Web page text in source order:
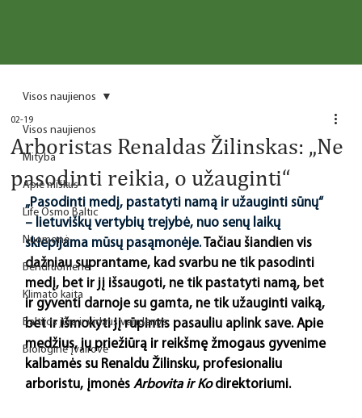
Visos naujienos
Mityba
Apie miškus
Life Osmo Baltic
Nuomonė
Bendruomenė
Klimato kaita
Baltijos jūra ir vidaus vandenys
Biologinė įvairovė
Visos naujienos
Arboristas Renaldas Žilinskas: „Ne
pasodinti reikia, o užauginti“
02-19
„Pasodinti medį, pastatyti namą ir užauginti sūnų“
– lietuviškų vertybių trejybė, nuo senų laikų
skiepijama mūsų pasąmonėje. Tačiau šiandien vis
dažniau suprantame, kad svarbu ne tik pasodinti
medį, bet ir jį išsaugoti, ne tik pastatyti namą, bet
ir gyventi darnoje su gamta, ne tik užauginti vaiką,
bet ir išmokyti jį rūpintis pasauliu aplink save. Apie
medžius, jų priežiūrą ir reikšmę žmogaus gyvenime
kalbamės su Renaldu Žilinsku, profesionaliu
arboristu, įmonės Arbovita ir Ko direktoriumi.